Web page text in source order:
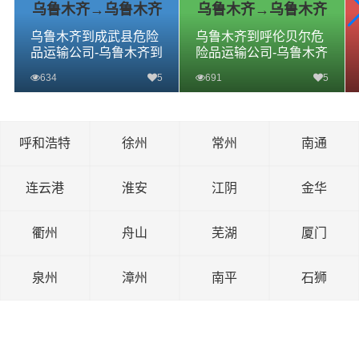
乌鲁木齐→乌鲁木齐
乌鲁木齐到成武县危险
品运输公司-乌鲁木齐到
乌鲁木齐到成武县危险
634 5
乌鲁木齐→乌鲁木齐
乌鲁木齐到呼伦贝尔危
险品运输公司-乌鲁木齐
公司-乌鲁木齐到呼伦贝
691 5
呼和浩特 徐州 常州 南通
连云港 淮安 江阴 金华
衢州 舟山 芜湖 厦门
泉州 漳州 南平 石狮